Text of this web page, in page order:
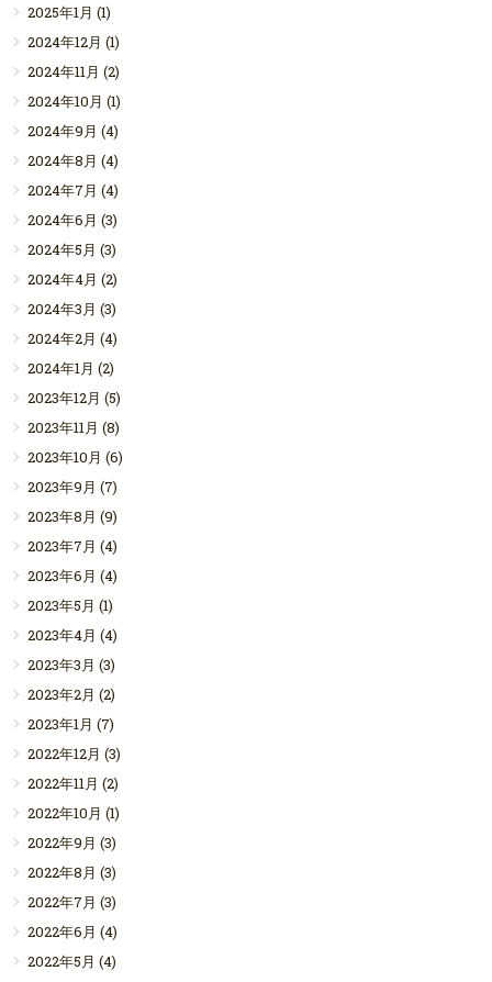
2025年1月 (1)
2024年12月 (1)
2024年11月 (2)
2024年10月 (1)
2024年9月 (4)
2024年8月 (4)
2024年7月 (4)
2024年6月 (3)
2024年5月 (3)
2024年4月 (2)
2024年3月 (3)
2024年2月 (4)
2024年1月 (2)
2023年12月 (5)
2023年11月 (8)
2023年10月 (6)
2023年9月 (7)
2023年8月 (9)
2023年7月 (4)
2023年6月 (4)
2023年5月 (1)
2023年4月 (4)
2023年3月 (3)
2023年2月 (2)
2023年1月 (7)
2022年12月 (3)
2022年11月 (2)
2022年10月 (1)
2022年9月 (3)
2022年8月 (3)
2022年7月 (3)
2022年6月 (4)
2022年5月 (4)